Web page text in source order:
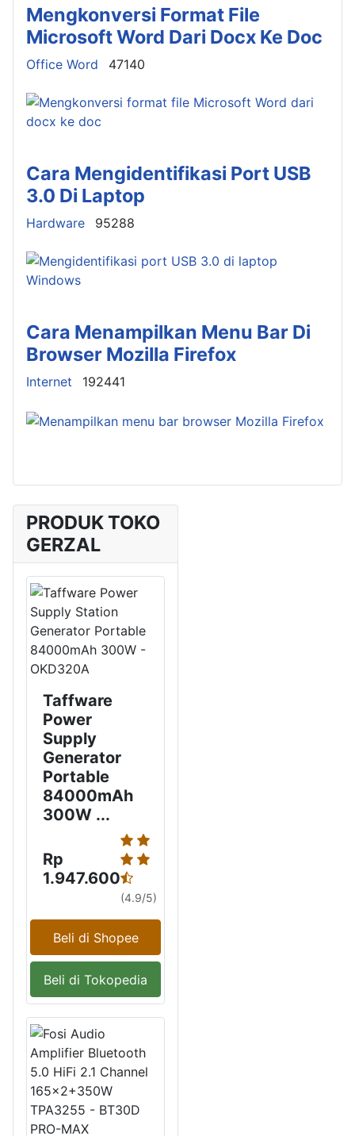
Mengkonversi Format File
Microsoft Word Dari Docx Ke Doc
Details
Office Word 47140
Cara Mengidentifikasi Port USB
3.0 Di Laptop
Details
Hardware 95288
Cara Menampilkan Menu Bar Di
Browser Mozilla Firefox
Details
Internet 192441
PRODUK TOKO
GERZAL
Taffware
Power
Supply
Generator
Portable
84000mAh
300W ...
Rp
1.947.600
(4.9/5)
Beli di Shopee
Beli di Tokopedia